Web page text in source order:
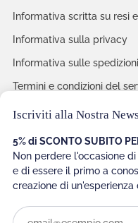
Iscriviti alla Nostra
5% di SCONTO SUBITO
Non perdere l'occasione
e di essere il primo a
creazione di un'esperienza
Informativa scritta su resi
Informativa sulla privacy
Informativa sulle spedizioni
Termini e condizioni del